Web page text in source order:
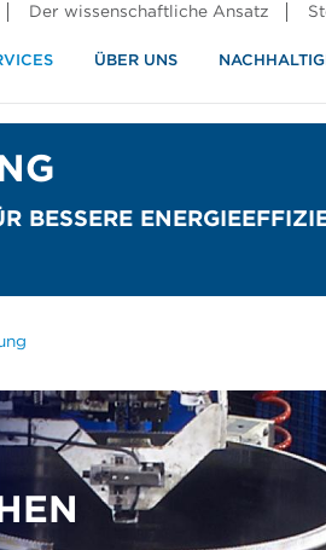
Der wissenschaftliche Ansatz
ÜBER UNS